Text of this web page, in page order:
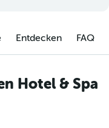
Entdecken FAQ
Hotel & Spa